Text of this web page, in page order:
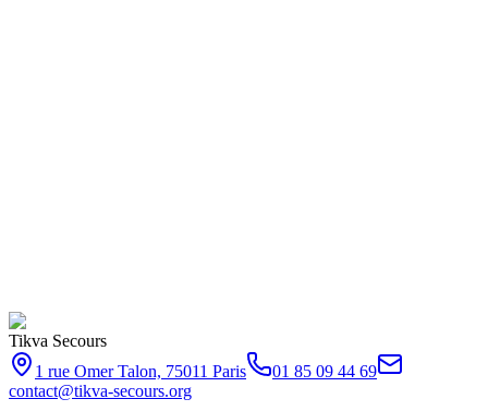
Tikva Secours
1 rue Omer Talon, 75011 Paris
01 85 09 44 69
contact@tikva-secours.org